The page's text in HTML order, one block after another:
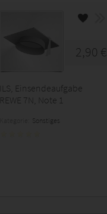
2,90 €
ILS, Einsendeaufgabe
REWE 7N, Note 1
Sonstiges